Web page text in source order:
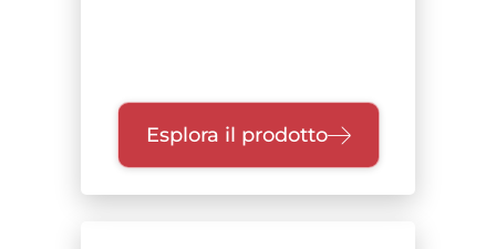
Esplora il prodotto